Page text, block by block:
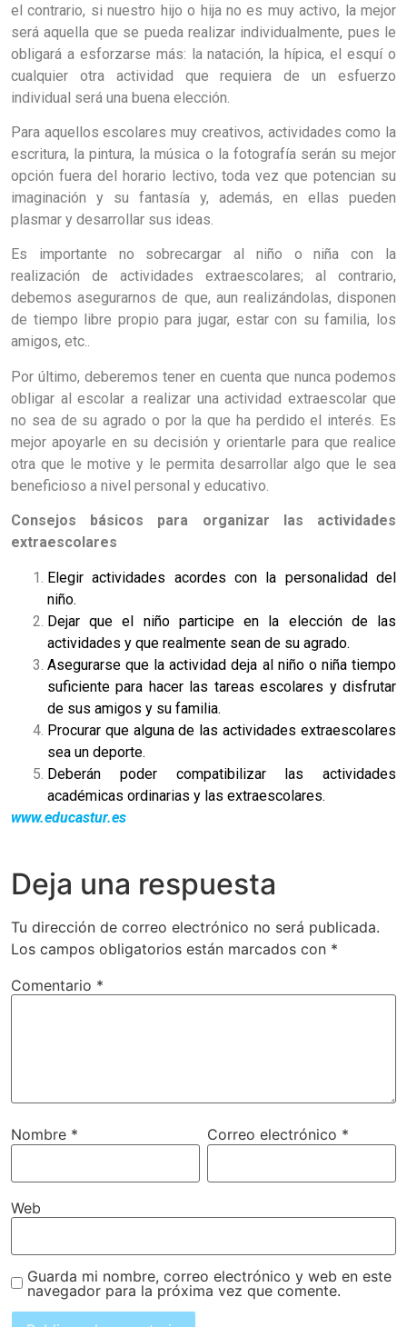
el contrario, si nuestro hijo o hija no es muy activo, la mejor
será aquella que se pueda realizar individualmente, pues le
obligará a esforzarse más: la natación, la hípica, el esquí o
cualquier otra actividad que requiera de un esfuerzo
individual será una buena elección.
Para aquellos escolares muy creativos, actividades como la
escritura, la pintura, la música o la fotografía serán su mejor
opción fuera del horario lectivo, toda vez que potencian su
imaginación y su fantasía y, además, en ellas pueden
plasmar y desarrollar sus ideas.
Es importante no sobrecargar al niño o niña con la
realización de actividades extraescolares; al contrario,
debemos asegurarnos de que, aun realizándolas, disponen
de tiempo libre propio para jugar, estar con su familia, los
amigos, etc..
Por último, deberemos tener en cuenta que nunca podemos
obligar al escolar a realizar una actividad extraescolar que
no sea de su agrado o por la que ha perdido el interés. Es
mejor apoyarle en su decisión y orientarle para que realice
otra que le motive y le permita desarrollar algo que le sea
beneficioso a nivel personal y educativo.
Consejos básicos para organizar las actividades
extraescolares
Elegir actividades acordes con la personalidad del
niño.
Dejar que el niño participe en la elección de las
actividades y que realmente sean de su agrado.
Asegurarse que la actividad deja al niño o niña tiempo
suficiente para hacer las tareas escolares y disfrutar
de sus amigos y su familia.
Procurar que alguna de las actividades extraescolares
sea un deporte.
Deberán poder compatibilizar las actividades
académicas ordinarias y las extraescolares.
www.educastur.es
Deja una respuesta
Tu dirección de correo electrónico no será publicada.
Los campos obligatorios están marcados con *
Comentario *
Nombre * Correo electrónico *
Web
Guarda mi nombre, correo electrónico y web en este
navegador para la próxima vez que comente.